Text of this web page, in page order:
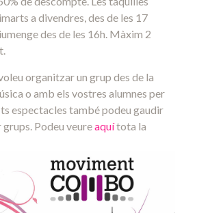
a divendres, des de les 17
des de les 16h. Màxim 2
organitzar un grup des de la
o amb els vostres alumnes per
espectacles també podeu gaudir
Podeu veureaquítota la